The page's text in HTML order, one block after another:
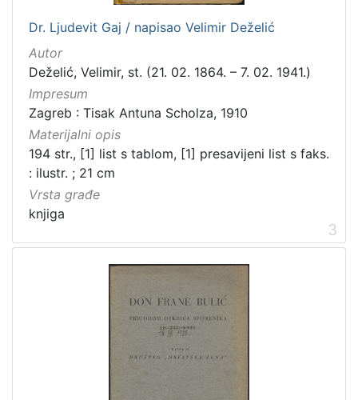
Dr. Ljudevit Gaj / napisao Velimir Deželić
Autor
Deželić, Velimir, st. (21. 02. 1864. – 7. 02. 1941.)
Impresum
Zagreb : Tisak Antuna Scholza, 1910
Materijalni opis
194 str., [1] list s tablom, [1] presavijeni list s faks.
: ilustr. ; 21 cm
Vrsta građe
knjiga
3